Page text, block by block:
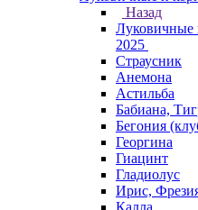
Назад
2025
Страусник
Анемона
Астильба
Бабиана,
Бегония
Георгина
Гиацинт
Гладиолус
Ирис,
Калла